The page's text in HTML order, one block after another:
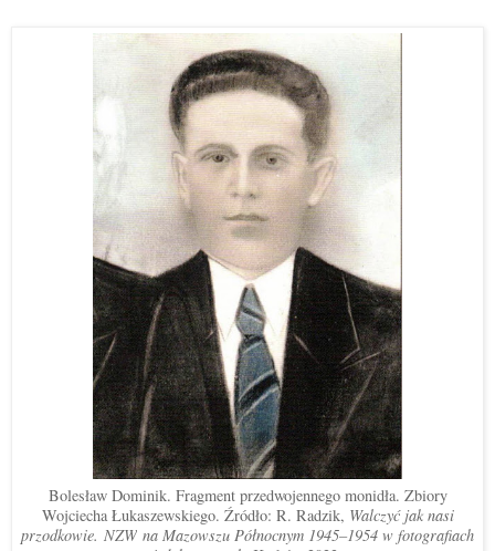
Bolesław Dominik. Fragment przedwojennego monidła. Zbiory
Wojciecha Łukaszewskiego. Źródło: R. Radzik, Walczyć jak nasi
przodkowie. NZW na Mazowszu Północnym 1945–1954 w fotografiach